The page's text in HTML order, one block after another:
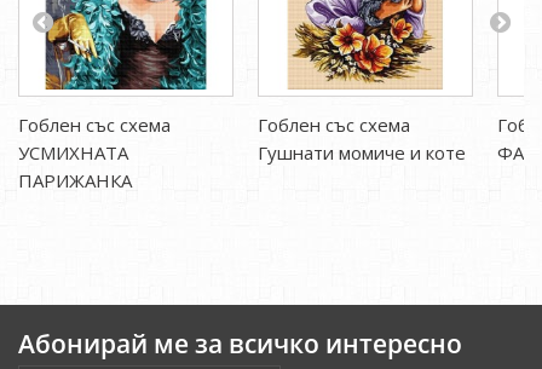
Гоблен със схема
УСМИХНАТА
ПАРИЖАНКА
Гоблен със схема
Гушнати момиче и коте
ФАР
Абонирай ме за всичко интересно